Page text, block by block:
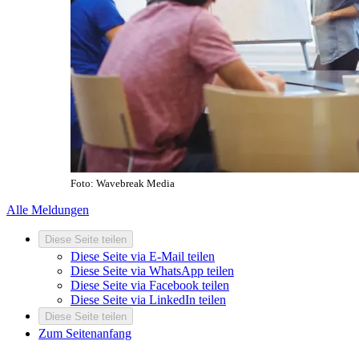
Foto: Wavebreak Media
Alle Meldungen
Diese Seite teilen
Diese Seite via E-Mail teilen
Diese Seite via WhatsApp teilen
Diese Seite via Facebook teilen
Diese Seite via LinkedIn teilen
Diese Seite teilen
Zum Seitenanfang